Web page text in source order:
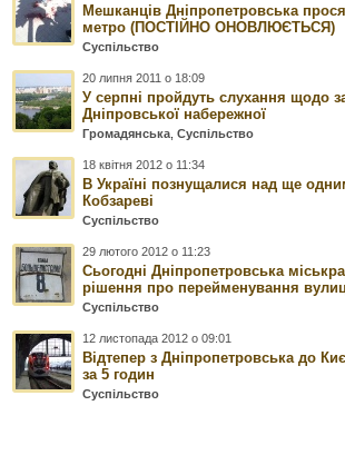
Мешканців Дніпропетровська
метро (ПОСТІЙНО ОНОВЛЮЄТЬСЯ)
Суспільство
20 липня 2011 о 18:09
У серпні пройдуть слухання щодо
Дніпровської набережної
Громадянська ,Суспільство
18 квітня 2012 о 11:34
В Україні познущалися над ще
Кобзареві
Суспільство
29 лютого 2012 о 11:23
Сьогодні Дніпропетровська
рішення про перейменування
Суспільство
12 листопада 2012 о 09:01
Відтепер з Дніпропетровська до
за 5 годин
Суспільство